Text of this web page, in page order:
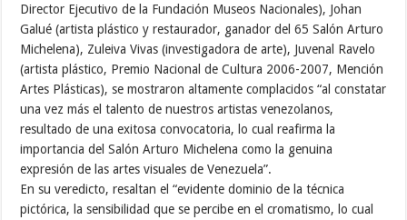
Director Ejecutivo de la Fundación Museos Nacionales), Johan
Galué (artista plástico y restaurador, ganador del 65 Salón Arturo
Michelena), Zuleiva Vivas (investigadora de arte), Juvenal Ravelo
(artista plástico, Premio Nacional de Cultura 2006-2007, Mención
Artes Plásticas), se mostraron altamente complacidos “al constatar
una vez más el talento de nuestros artistas venezolanos,
resultado de una exitosa convocatoria, lo cual reafirma la
importancia del Salón Arturo Michelena como la genuina
expresión de las artes visuales de Venezuela”.
En su veredicto, resaltan el “evidente dominio de la técnica
pictórica, la sensibilidad que se percibe en el cromatismo, lo cual